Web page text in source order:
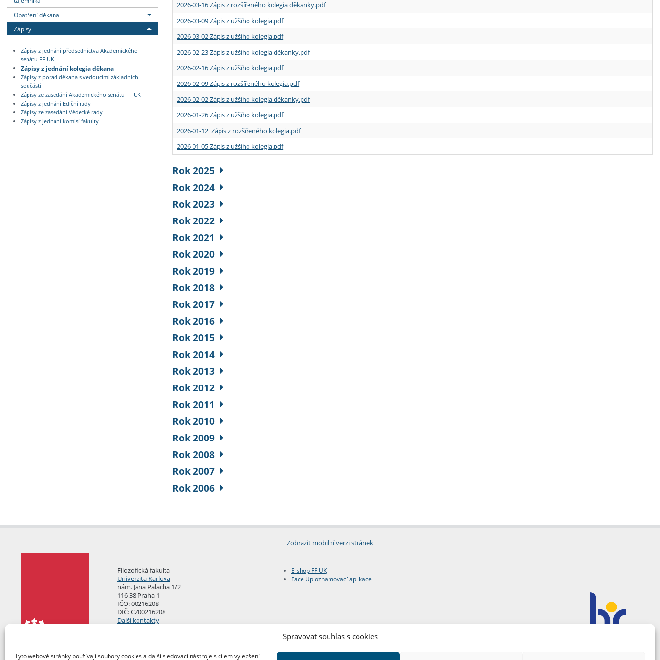
Spravovat souhlas s cookies
Tyto webové stránky používají soubory cookies a další sledovací nástroje s cílem vylepšení
Opatření děkana
Zápisy
Zápisy z jednání předsednictva Akademického
senátu FF UK
Zápisy z jednání kolegia děkana
Zápisy z porad děkana s vedoucími základních
součástí
Zápisy ze zasedání Akademického senátu FF UK
Zápisy z jednání Ediční rady
Zápisy ze zasedání Vědecké rady
Zápisy z jednání komisí fakulty
2026-03-16 Zápis z rozšířeného kolegia děkanky.pdf
2026-03-09 Zápis z užšího kolegia.pdf
2026-03-02 Zápis z užšího kolegia.pdf
2026-02-23 Zápis z užšího kolegia děkanky.pdf
2026-02-16 Zápis z užšího kolegia.pdf
2026-02-09 Zápis z rozšířeného kolegia.pdf
2026-02-02 Zápis z užšího kolegia děkanky.pdf
2026-01-26 Zápis z užšího kolegia.pdf
2026-01-12 Zápis z rozšířeného kolegia.pdf
2026-01-05 Zápis z užšího kolegia.pdf
Rok 2025
Rok 2024
Rok 2023
Rok 2022
Rok 2021
Rok 2020
Rok 2019
Rok 2018
Rok 2017
Rok 2016
Rok 2015
Rok 2014
Rok 2013
Rok 2012
Rok 2011
Rok 2010
Rok 2009
Rok 2008
Rok 2007
Rok 2006
Zobrazit mobilní verzi stránek
Filozofická fakulta
Univerzita Karlova
nám. Jana Palacha 1/2
116 38 Praha 1
IČO: 00216208
DIČ: CZ00216208
Další kontakty
E-shop FF UK
Face Up oznamovací aplikace